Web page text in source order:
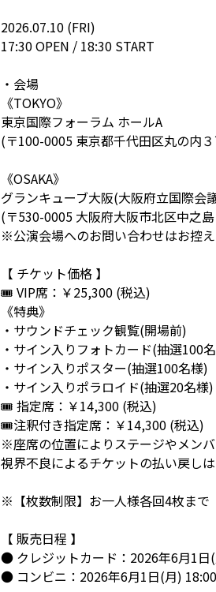
2026.07.10 (FRI)
17:30 OPEN / 18:30 START
・会場
《TOKYO》
東京国際フォーラム ホールA
(〒100-0005 東京都千代田区丸の内
《OSAKA》
グランキューブ大阪(大阪府立国際会
(〒530-0005 大阪府大阪市北区中之
※公演会場へのお問い合わせはお控え
【 チケット価格 】
🎟️ VIP席：￥25,300 (税込)
《特典》
・サウンドチェック観覧(開場前)
・サイン入りフォトカード(抽選100
・サイン入りポスター(抽選100名様)
・サイン入りポラロイド(抽選20名様)
🎟️ 指定席：￥14,300 (税込)
🎟️注釈付き指定席：￥14,300 (税込)
※座席の位置によりステージやメン
視界不良によるチケットの払い戻し
※【枚数制限】お一人様各回4枚まで
【 販売日程 】
● クレジットカード：2026年6月1
● コンビニ：2026年6月1日(月)